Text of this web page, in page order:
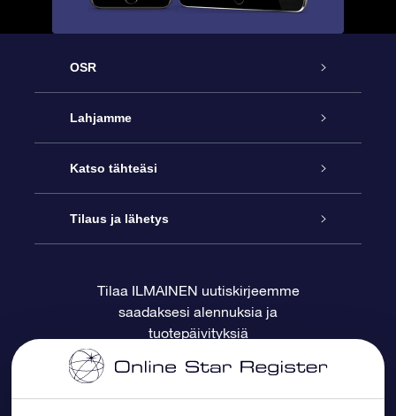
OSR
Palvelu
Ota meihin yhteyttä
Blogi
Arvostelut
Lahjamme
Online Star -lahja
OSR-lahjapakkaus
OSR-lahjakortti
Yrityslahjat
Katso tähteäsi
Star Register
Henkilökohtainen Tähtisivu
One Million Stars
Tilaus ja lähetys
Maksutiedot
Toimitustiedot
Tilaa ILMAINEN uutiskirjeemme
saadaksesi alennuksia ja
tuotepäivityksiä